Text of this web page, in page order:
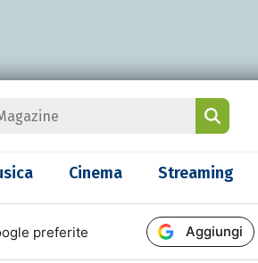
Cinema Streaming
preferite Aggiungi